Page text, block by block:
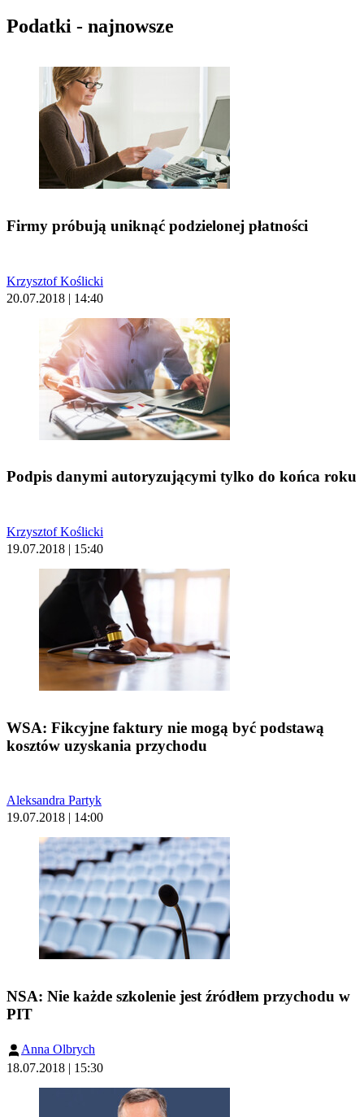
Podatki - najnowsze
Firmy próbują uniknąć podzielonej płatności
Krzysztof Koślicki
20.07.2018 | 14:40
Podpis danymi autoryzującymi tylko do końca roku
Krzysztof Koślicki
19.07.2018 | 15:40
WSA: Fikcyjne faktury nie mogą być podstawą
kosztów uzyskania przychodu
Aleksandra Partyk
19.07.2018 | 14:00
NSA: Nie każde szkolenie jest źródłem przychodu w
PIT
Anna Olbrych
18.07.2018 | 15:30